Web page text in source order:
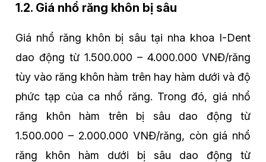
1.2. Giá nhổ răng khôn bị sâu
Giá nhổ răng khôn bị sâu tại nha khoa I-Dent
dao động từ 1.500.000 – 4.000.000 VNĐ/răng
tùy vào răng khôn hàm trên hay hàm dưới và độ
phức tạp của ca nhổ răng. Trong đó, giá nhổ
răng khôn hàm trên bị sâu dao động từ
1.500.000 – 2.000.000 VNĐ/răng, còn giá nhổ
răng khôn hàm dưới bị sâu dao động từ